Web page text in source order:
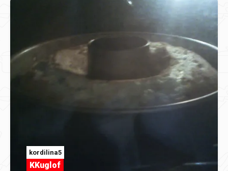
kordilina5
KKuglof